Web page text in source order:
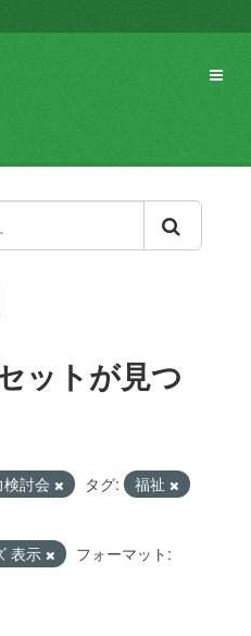
ットが見つ
討会 タグ:
福祉
表示
フォーマット: